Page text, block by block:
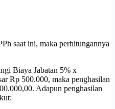
saat ini, maka perhitungannya
Biaya Jabatan 5% x
Rp 500.000, maka penghasilan
Adapun penghasilan